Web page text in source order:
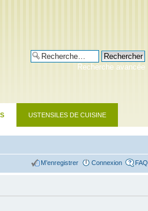
USTENSILES DE CUISINE
Recherche avancée
M’enregistrer Connexion FAQ